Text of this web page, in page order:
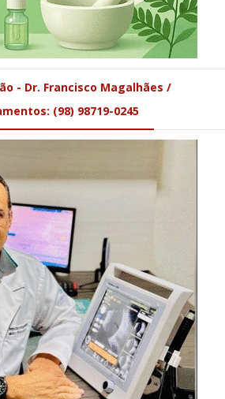
- Dr. Francisco Magalhães /
(98) 98719-0245